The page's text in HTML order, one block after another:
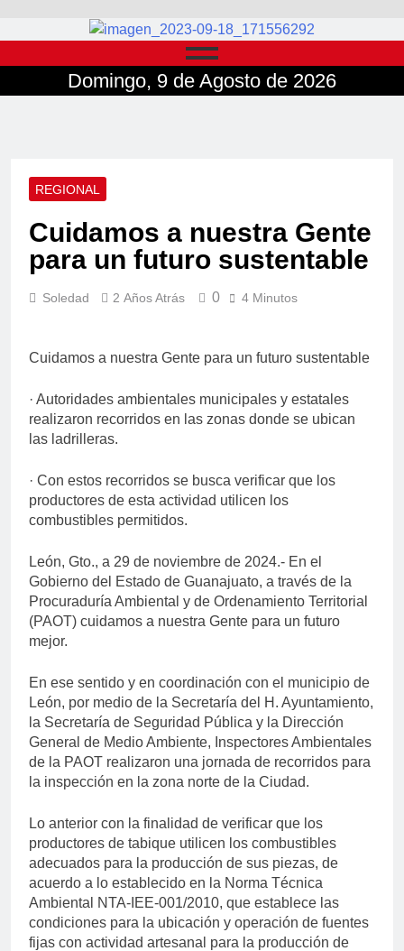
Domingo, 9 de Agosto de 2026
REGIONAL
Cuidamos a nuestra Gente
para un futuro sustentable
Soledad 2 Años Atrás 0 4 Minutos
Cuidamos a nuestra Gente para un futuro sustentable
· Autoridades ambientales municipales y estatales
realizaron recorridos en las zonas donde se ubican
las ladrilleras.
· Con estos recorridos se busca verificar que los
productores de esta actividad utilicen los
combustibles permitidos.
León, Gto., a 29 de noviembre de 2024.- En el
Gobierno del Estado de Guanajuato, a través de la
Procuraduría Ambiental y de Ordenamiento Territorial
(PAOT) cuidamos a nuestra Gente para un futuro
mejor.
En ese sentido y en coordinación con el municipio de
León, por medio de la Secretaría del H. Ayuntamiento,
la Secretaría de Seguridad Pública y la Dirección
General de Medio Ambiente, Inspectores Ambientales
de la PAOT realizaron una jornada de recorridos para
la inspección en la zona norte de la Ciudad.
Lo anterior con la finalidad de verificar que los
productores de tabique utilicen los combustibles
adecuados para la producción de sus piezas, de
acuerdo a lo establecido en la Norma Técnica
Ambiental NTA-IEE-001/2010, que establece las
condiciones para la ubicación y operación de fuentes
fijas con actividad artesanal para la producción de